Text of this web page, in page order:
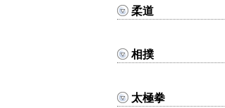
柔道
相撲
太極拳